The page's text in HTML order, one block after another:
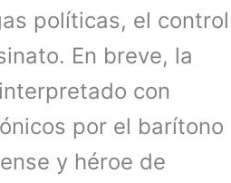
políticas, el control
En breve, la
con
por el barítono
y héroe de